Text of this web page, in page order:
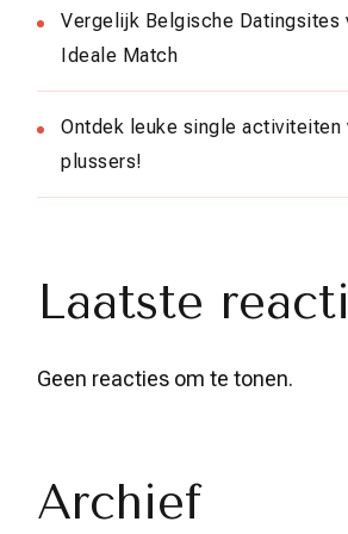
Vergelijk Belgische Datingsites
Ideale Match
Ontdek leuke single activiteiten
plussers!
Laatste
Geen reacties om te tonen.
Archief